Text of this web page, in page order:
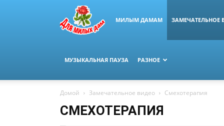
МИЛЫМ ДАМАМ ЗАМЕЧАТЕЛЬНОЕ
МУЗЫКАЛЬНАЯ ПАУЗА РАЗНОЕ
Домой Замечательное видео Смехотерапия
СМЕХОТЕРАПИЯ